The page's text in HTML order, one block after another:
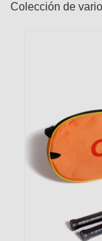
Colección de